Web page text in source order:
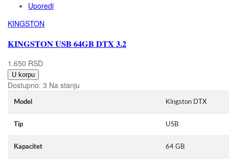
Uporedi
KINGSTON
KINGSTON USB 64GB DTX 3.2
1.650 RSD
U korpu
Dostupno: 3 Na stanju
Model Kingston DTX
Tip USB
Kapacitet 64 GB